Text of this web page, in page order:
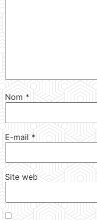
Nom *
E-mail *
Site web